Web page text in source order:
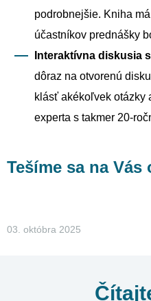
podrobnejšie. Kniha
účastníkov prednášky
Interaktívna diskusia
dôraz na otvorenú
klásť akékoľvek otázky
experta s takmer 20-
Tešíme sa na
03. októbra 2025